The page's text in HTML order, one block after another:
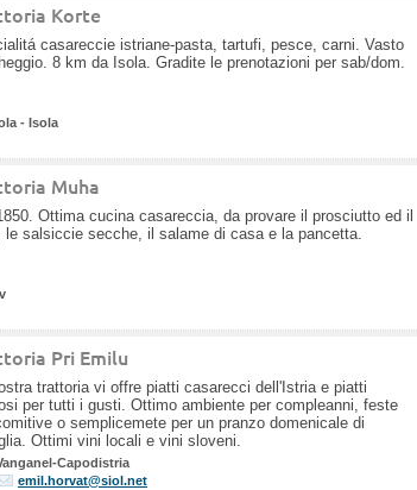
Korte
casareccie istriane-pasta, tartufi, pesce, carni. Vasto
8 km da Isola. Gradite le prenotazioni per sab/dom.
- Isola
Muha
Ottima cucina casareccia, da provare il prosciutto ed il
le salsiccie secche, il salame di casa e la pancetta.
Pri Emilu
trattoria vi offre piatti casarecci dell'Istria e piatti
per tutti i gusti. Ottimo ambiente per compleanni, feste
o semplicemete per un pranzo domenicale di
Ottimi vini locali e vini sloveni.
Capodistria
emil.horvat@siol.net